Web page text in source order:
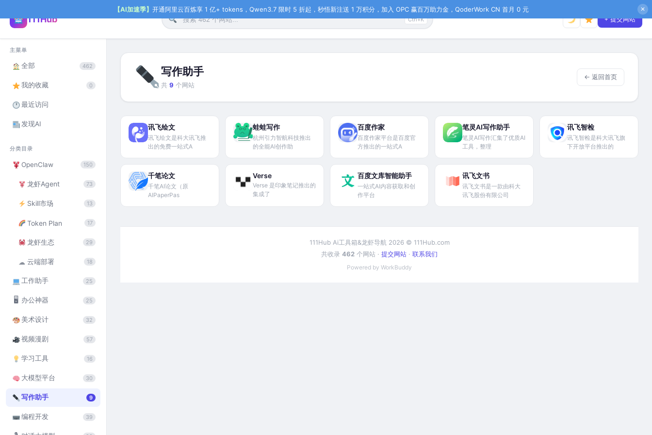
【AI加速季】 开通阿里云百炼享 1 亿+ tokens，Qwen3.7 限时 5 折起，秒悟新注送 1 万积分，加入 OPC 赢百万助力金，QoderWork CN 首月 0 元 ✕
111Hub Ctrl+K + 提交网站
主菜单
全部 462
我的收藏 0
最近访问
发现AI
分类目录
OpenClaw 150
龙虾Agent 73
Skill市场 13
Token Plan 17
龙虾生态 29
☁ 云端部署 18
工作助手 25
🖥 办公神器 25
美术设计 32
视频漫剧 57
学习工具 16
大模型平台 30
写作助手 9
编程开发 39
写作助手
共 9 个网站
← 返回首页
讯飞绘文
讯飞绘文是科大讯飞推
出的免费一站式A
蛙蛙写作
杭州引力智航科技推出
的全能AI创作助
百度作家
百度作家平台是百度官
方推出的一站式A
笔灵AI写作助手
笔灵AI写作汇集了优质AI
工具，整理
讯飞智检
讯飞智检是科大讯飞旗
下开放平台推出的
千笔论文
千笔AI论文（原
AIPaperPas
Verse
Verse 是印象笔记推出的
集成了
百度文库智能助手
一站式AI内容获取和创
作平台
讯飞文书
讯飞文书是一款由科大
讯飞股份有限公司
111Hub Ai工具箱&龙虾导航 2026 © 111Hub.com
共收录 462 个网站 · 提交网站 · 联系我们
Powered by WorkBuddy